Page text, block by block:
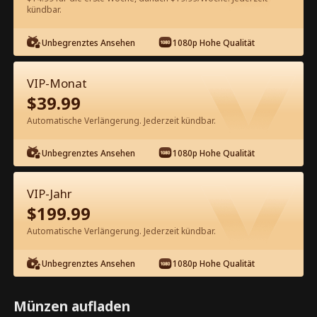
60 Jetzt entsperren
Kostenlos in der App ansehen
Episode 33 - Mach Platz! Ich bin der
Endgegner Kompletter Film
1-50 51-74
33 34 35 36 37
kündbar.
Unbegrenztes Ansehen 1080p Hohe Qualität
VIP-Monat
$39.99
Automatische Verlängerung. Jederzeit kündbar.
Unbegrenztes Ansehen 1080p Hohe Qualität
VIP-Jahr
$199.99
Automatische Verlängerung. Jederzeit kündbar.
Unbegrenztes Ansehen 1080p Hohe Qualität
Münzen aufladen